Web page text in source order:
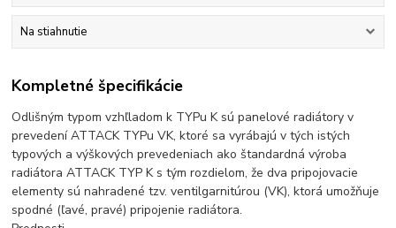
Na stiahnutie
Kompletné špecifikácie
Odlišným typom vzhľladom k TYPu K sú panelové radiátory v
prevedení ATTACK TYPu VK, ktoré sa vyrábajú v tých istých
typových a výškových prevedeniach ako štandardná výroba
radiátora ATTACK TYP K s tým rozdielom, že dva pripojovacie
elementy sú nahradené tzv. ventilgarnitúrou (VK), ktorá umožňuje
spodné (ľavé, pravé) pripojenie radiátora.